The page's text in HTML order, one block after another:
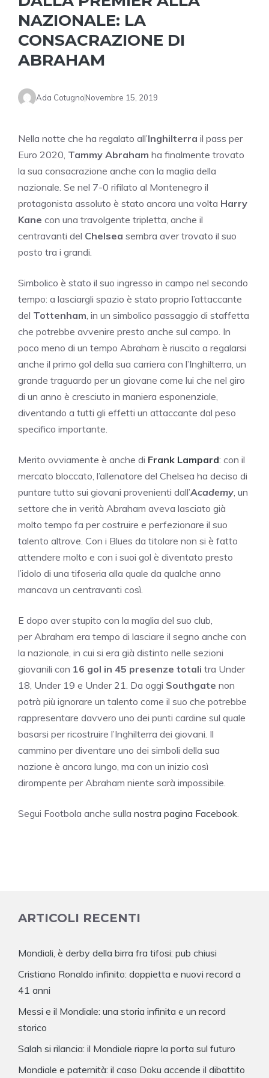
NAZIONALE: LA
CONSACRAZIONE DI
ABRAHAM
Ada CotugnoNovembre 15, 2019
Nella notte che ha regalato all’Inghilterra il pass per
Euro 2020, Tammy Abraham ha finalmente trovato
la sua consacrazione anche con la maglia della
nazionale. Se nel 7-0 rifilato al Montenegro il
protagonista assoluto è stato ancora una volta Harry
Kane con una travolgente tripletta, anche il
centravanti del Chelsea sembra aver trovato il suo
posto tra i grandi.
Simbolico è stato il suo ingresso in campo nel secondo
tempo: a lasciargli spazio è stato proprio l’attaccante
del Tottenham, in un simbolico passaggio di staffetta
che potrebbe avvenire presto anche sul campo. In
poco meno di un tempo Abraham è riuscito a regalarsi
anche il primo gol della sua carriera con l’Inghilterra, un
grande traguardo per un giovane come lui che nel giro
di un anno è cresciuto in maniera esponenziale,
diventando a tutti gli effetti un attaccante dal peso
specifico importante.
Merito ovviamente è anche di Frank Lampard: con il
mercato bloccato, l’allenatore del Chelsea ha deciso di
puntare tutto sui giovani provenienti dall’Academy, un
settore che in verità Abraham aveva lasciato già
molto tempo fa per costruire e perfezionare il suo
talento altrove. Con i Blues da titolare non si è fatto
attendere molto e con i suoi gol è diventato presto
l’idolo di una tifoseria alla quale da qualche anno
mancava un centravanti così.
E dopo aver stupito con la maglia del suo club,
per Abraham era tempo di lasciare il segno anche con
la nazionale, in cui si era già distinto nelle sezioni
giovanili con 16 gol in 45 presenze totali tra Under
18, Under 19 e Under 21. Da oggi Southgate non
potrà più ignorare un talento come il suo che potrebbe
rappresentare davvero uno dei punti cardine sul quale
basarsi per ricostruire l’Inghilterra dei giovani. Il
cammino per diventare uno dei simboli della sua
nazione è ancora lungo, ma con un inizio così
dirompente per Abraham niente sarà impossibile.
Segui Footbola anche sulla nostra pagina Facebook.
ARTICOLI RECENTI
Mondiali, è derby della birra fra tifosi: pub chiusi
Cristiano Ronaldo infinito: doppietta e nuovi record a
41 anni
Messi e il Mondiale: una storia infinita e un record
storico
Salah si rilancia: il Mondiale riapre la porta sul futuro
Mondiale e paternità: il caso Doku accende il dibattito